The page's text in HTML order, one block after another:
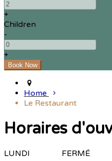
+
Children
-
+
Home
Le Restaurant
Horaires
LUNDI